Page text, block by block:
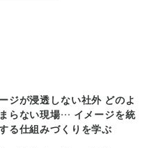
ジが浸透しない社外 どのよ
らない現場… イメージを統
る仕組みづくりを学ぶ